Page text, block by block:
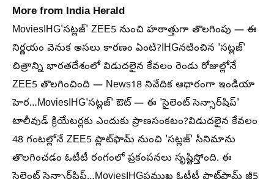
More from India Herald
MoviesIHG'సట్లజ్' ZEE5 నుంచి హఠాత్తుగా తొలగింపు — ఈ
నిర్ణయం వెనుక అసలు కారణం ఏంటి?IHGనటించిన 'సట్లజ్'
చిత్రాన్ని భారతదేశంలో విడుదలైన కేవలం రెండు రోజుల్లోనే
ZEE5 తొలగించింది — News18 నివేదిక ఆధారంగా ఇండియా
హెర…MoviesIHG'సట్లజ్' ఔట్ — ఈ 'సైలెంట్ సెన్సార్‌షిప్'
టాలీవుడ్ క్రియేటర్లకు ఎందుకు ప్రాణసంకటం?విడుదలైన కేవలం
48 గంటల్లోనే ZEE5 ప్లాట్‌ఫామ్ నుంచి 'సట్లజ్' సినిమాను
తొలగించడం ఓటీటీ రంగంలో ప్రకంపనలు సృష్టిస్తోంది. ఈ